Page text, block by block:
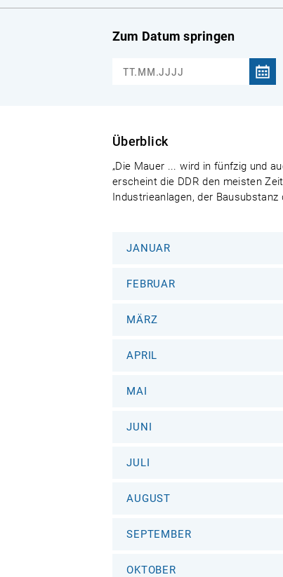
Zum Datum springen
Überblick
„Die Mauer ... wird in fünfzig und
erscheint die DDR den meisten
Industrieanlagen, der
JANUAR
FEBRUAR
MÄRZ
APRIL
MAI
JUNI
JULI
AUGUST
SEPTEMBER
OKTOBER